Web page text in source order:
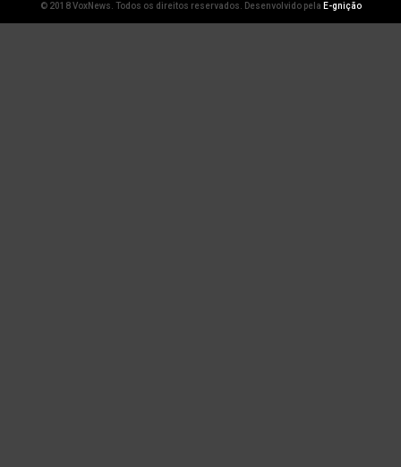
© 2018 VoxNews. Todos os direitos reservados. Desenvolvido pela E-gnição